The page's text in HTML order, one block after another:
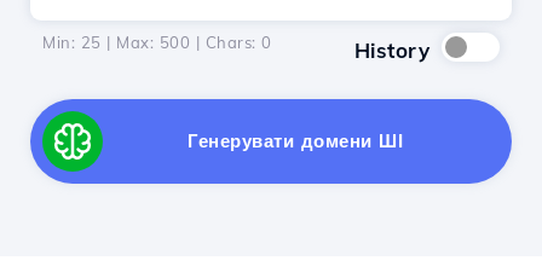
Min: 25 | Max: 500 | Chars: 0 History
Генерувати домени ШІ